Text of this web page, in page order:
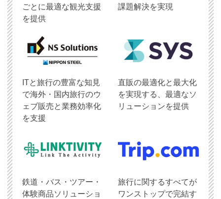
ごとに最適な観光支援
を提供
課題解決を実現
ITと旅行の豊富な知見
で海外・国内旅行のウ
ェブ販売と業務効率化
を支援
直販の最適化と最大化
を実現する、最適なソ
リューションを提供
鉄道・バス・ツアー・
体験商品ソリューショ
旅行に関するすべてが
ワンストップで完結す